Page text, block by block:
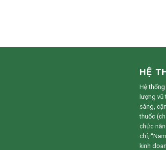
HỆ
Hệ
lượng vũ
sàng,
thuốc
chức
chỉ,
kinh